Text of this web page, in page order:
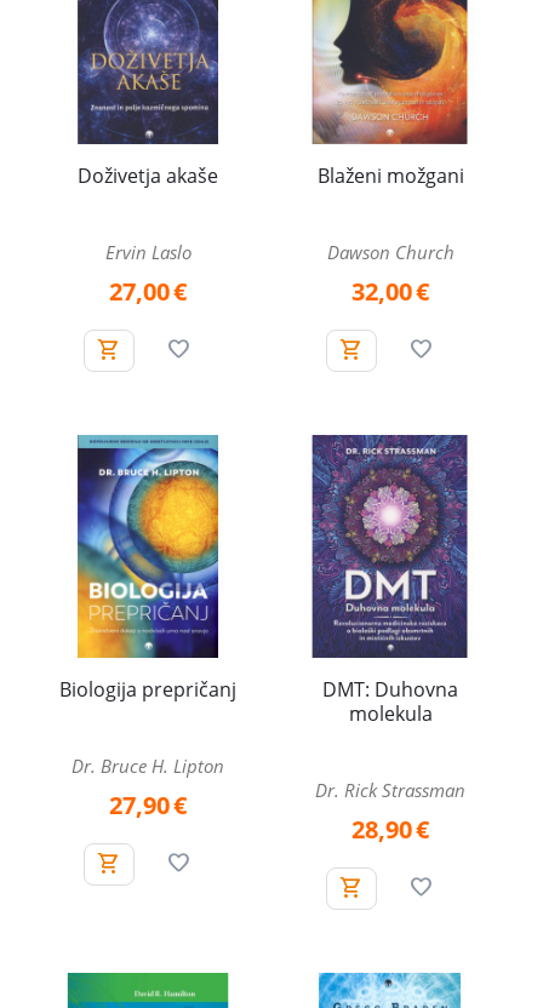
Doživetja akaše
Ervin Laslo
27,00€
Blaženi možgani
Dawson Church
32,00€
Biologija prepričanj
Dr. Bruce H. Lipton
27,90€
DMT: Duhovna
molekula
Dr. Rick Strassman
28,90€